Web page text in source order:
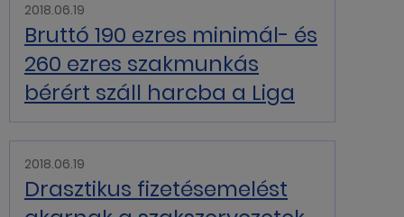
2018.06.19
Bruttó 190 ezres minimál- és
260 ezres szakmunkás
bérért száll harcba a Liga
2018.06.19
Drasztikus fizetésemelést